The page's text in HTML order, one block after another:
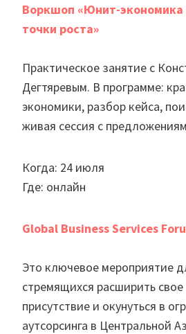
Воркшоп «Юнит-экономика
точки роста»
Практическое занятие с
Дегтяревым. В программе:
экономики, разбор кейса,
живая сессия с
Когда: 24 июля
Где: онлайн
Global Business Services
Это ключевое мероприятие
стремящихся расширить
присутствие и окунуться в
аутсорсинга в Центральной